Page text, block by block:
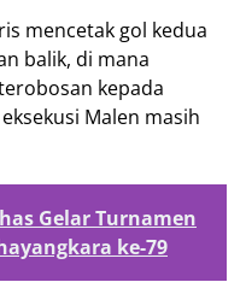
mencetak gol kedua
balik, di mana
kepada
Malen masih
Gelar Turnamen
ke-79